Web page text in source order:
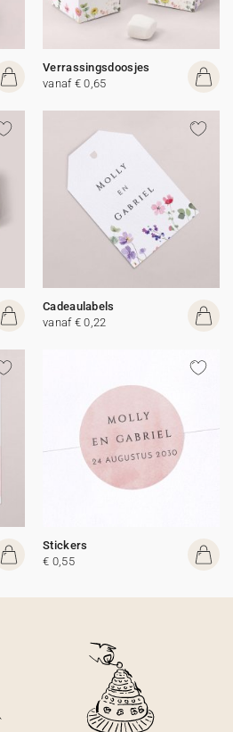
Verrassingsdoosjes
vanaf € 0,65
Cadeaulabels
vanaf € 0,22
Stickers
€ 0,55